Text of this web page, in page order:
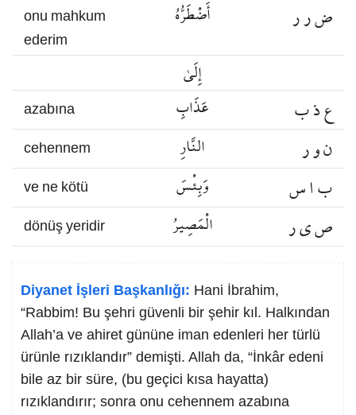
onu mahkum
ederim
أَضْطَرُّهُ ض ر ر
إِلَىٰ
azabına عَذَابِ ع ذ ب
cehennem النَّارِ ن و ر
ve ne kötü وَبِئْسَ ب ا س
dönüş yeridir الْمَصِيرُ ص ي ر
Diyanet İşleri Başkanlığı: Hani İbrahim,
“Rabbim! Bu şehri güvenli bir şehir kıl. Halkından
Allah’a ve ahiret gününe iman edenleri her türlü
ürünle rızıklandır” demişti. Allah da, “İnkâr edeni
bile az bir süre, (bu geçici kısa hayatta)
rızıklandırır; sonra onu cehennem azabına